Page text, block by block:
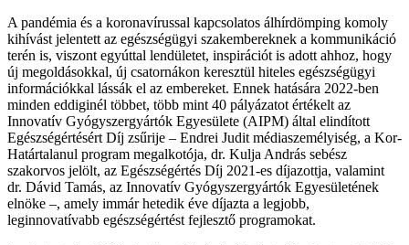
A pandémia és a koronavírussal kapcsolatos álhírdömping komoly
kihívást jelentett az egészségügyi szakembereknek a kommunikáció
terén is, viszont egyúttal lendületet, inspirációt is adott ahhoz, hogy
új megoldásokkal, új csatornákon keresztül hiteles egészségügyi
információkkal lássák el az embereket. Ennek hatására 2022-ben
minden eddiginél többet, több mint 40 pályázatot értékelt az
Innovatív Gyógyszergyártók Egyesülete (AIPM) által elindított
Egészségértésért Díj zsűrije – Endrei Judit médiaszemélyiség, a Kor-
Határtalanul program megalkotója, dr. Kulja András sebész
szakorvos jelölt, az Egészségértés Díj 2021-es díjazottja, valamint
dr. Dávid Tamás, az Innovatív Gyógyszergyártók Egyesületének
elnöke –, amely immár hetedik éve díjazta a legjobb,
leginnovatívabb egészségértést fejlesztő programokat.